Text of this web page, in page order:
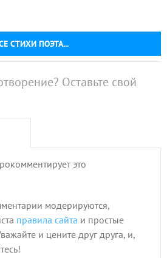
СТИХИ ПОЭТА...
Оставьте свой
это
модерируются,
правила сайта и простые
и цените друг друга, и,